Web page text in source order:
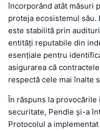
încorporând atât măsuri
proteja ecosistemul
este stabilită prin
entități reputabile din
esențiale pentru
asigurarea că
respectă cele mai înalte
În răspuns la
securitate, Pendle și-a
Protocolul a